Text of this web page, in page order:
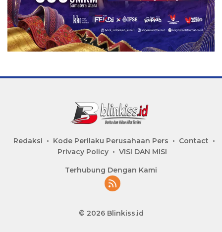
Redaksi Kode Perilaku Perusahaan Pers
Contact
Privacy Policy
VISI DAN MISI
Terhubung Dengan Kami
© 2026 Blinkiss.id